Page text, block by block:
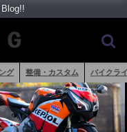
グ 整備・カスタム バイクラ